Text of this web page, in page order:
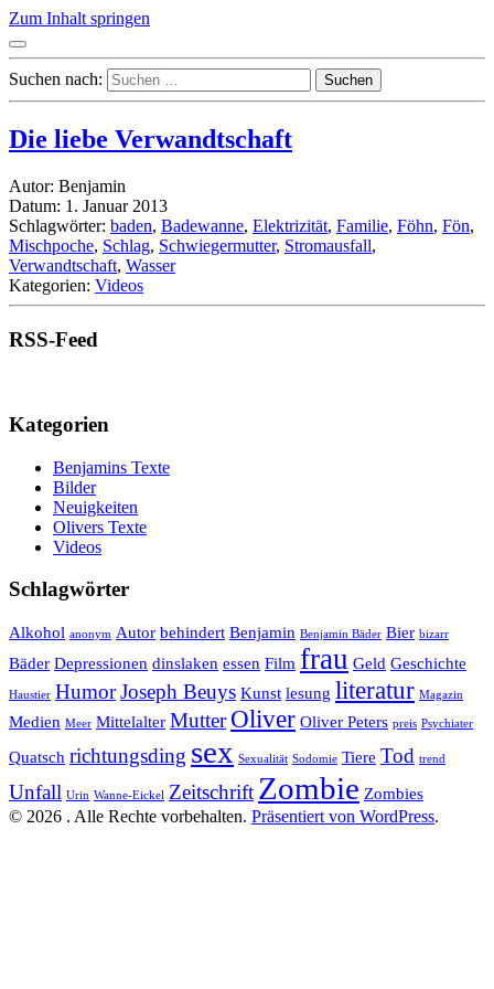
Zum Inhalt springen
Suchen nach:
Die liebe Verwandtschaft
Autor: Benjamin
Datum: 1. Januar 2013
Schlagwörter: baden, Badewanne, Elektrizität, Familie, Föhn, Fön,
Mischpoche, Schlag, Schwiegermutter, Stromausfall,
Verwandtschaft, Wasser
Kategorien: Videos
RSS-Feed
Kategorien
Benjamins Texte
Bilder
Neuigkeiten
Olivers Texte
Videos
Schlagwörter
Alkohol anonym Autor behindert Benjamin Benjamin Bäder Bier bizarr
Bäder Depressionen dinslaken essen Film frau Geld Geschichte
Haustier HumorJoseph Beuys Kunst lesung literatur Magazin
Medien Meer Mittelalter Mutter Oliver Oliver Peters preis Psychiater
Quatsch richtungsding sex Sexualität Sodomie Tiere Tod trend
Unfall Urin Wanne-Eickel Zeitschrift Zombie Zombies
© 2026 . Alle Rechte vorbehalten. Präsentiert von WordPress.